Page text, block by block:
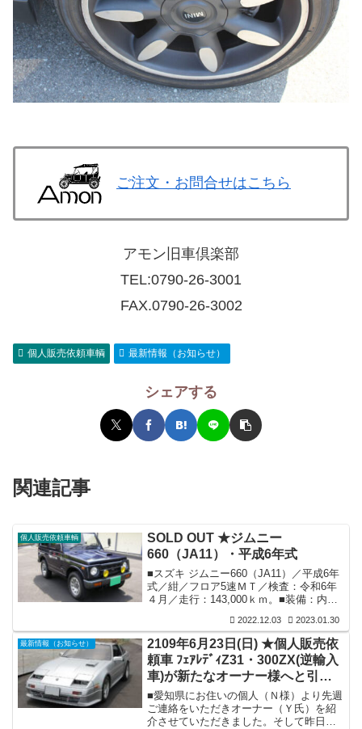
ご注文・お問合せはこちら
アモン旧車倶楽部
TEL:0790-26-3001
FAX.0790-26-3002
個人販売依頼車輌 最新情報（お知らせ）
シェアする
関連記事
個人販売依頼車輌
SOLD OUT ★ジムニー
660（JA11）・平成6年式
■スズキ ジムニー660（JA11）／平成6年
式／紺／フロア5速ＭＴ／検査：令和6年
４月／走行：143,000ｋｍ。■装備：内外
はガス補填すれば良く効きます）／ホイ
ール・ シエラ用鉄チン＆タイヤＢＳスタ
ッドレス205/70R15／純正ルーフキャリ
ア。■付属品：ＢＳデュラー H/L
215/75R15（シエラ用鉄チン）４本とBS
デュラースペアタイヤ175/80R16(標準鉄
チン)１本 お付けいたします。■令和4年
12月３日（土）SOLD OU...
2022.12.03 2023.01.30
最新情報（お知らせ）
2109年6月23日(日) ★個人販売依
頼車 ﾌｪｱﾚﾃﾞｨZ31・300ZX(逆輸入
車)が新たなオーナー様へと引き
継がれいく事になりました。
■愛知県にお住いの個人（Ｎ様）より先週
ご連絡をいただきオーナー（Ｙ氏）を紹
介させていただきました。そして昨日遠